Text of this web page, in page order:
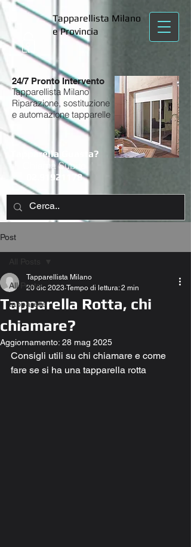
Tapparella Guasta?
Chiama Subito
02.91921178
Tapparellista Milano
e Provincia
24/7 Pronto Intervento
Tapparellista Milano
Riparazione, sostituzione
e automazione tapparelle
Post
All Posts
tapparelle
Tapparella Rotta, chi
chiamare?
Tapparellista Milano
20 dic 2023 Tempo di lettura: 2 min
Aggiornamento: 28 mag 2025
Consigli utili su chi chiamare e come
fare se si ha una tapparella rotta